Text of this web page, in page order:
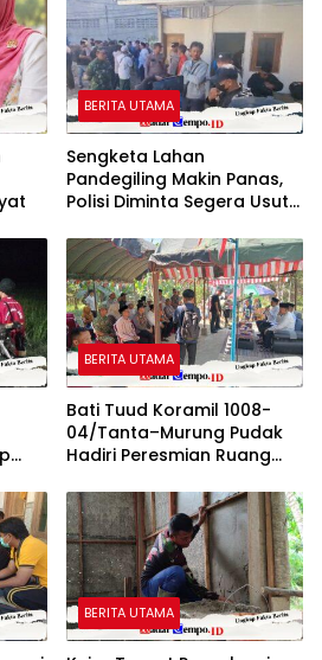
BERITA UTAMA
Sengketa Lahan
Pandegiling Makin Panas,
Polisi Diminta Segera Usut
Kegaduhan Di Surabaya
BERITA UTAMA
Bati Tuud Koramil 1008-
04/Tanta–Murung Pudak
Hadiri Peresmian Ruang
di Desa Padangin
BERITA UTAMA